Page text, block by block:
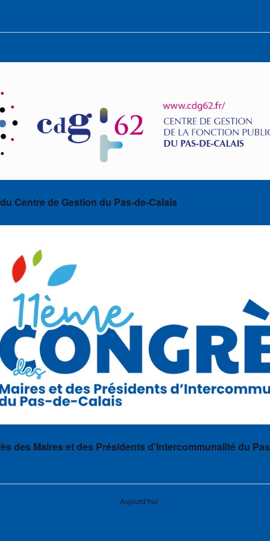
Centre de Gestion du Pas-de-Calais
des Maires et des Présidents d’Intercommunalité du
Aujourd’hui